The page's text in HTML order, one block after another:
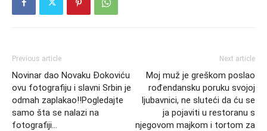
Previous article
Novinar dao Novaku Đokoviću
ovu fotografiju i slavni Srbin je
odmah zaplakao!!Pogledajte
samo šta se nalazi na
fotografiji…
Next article
Moj muž je greškom poslao
rođendansku poruku svojoj
ljubavnici, ne sluteći da ću se
ja pojaviti u restoranu s
njegovom majkom i tortom za